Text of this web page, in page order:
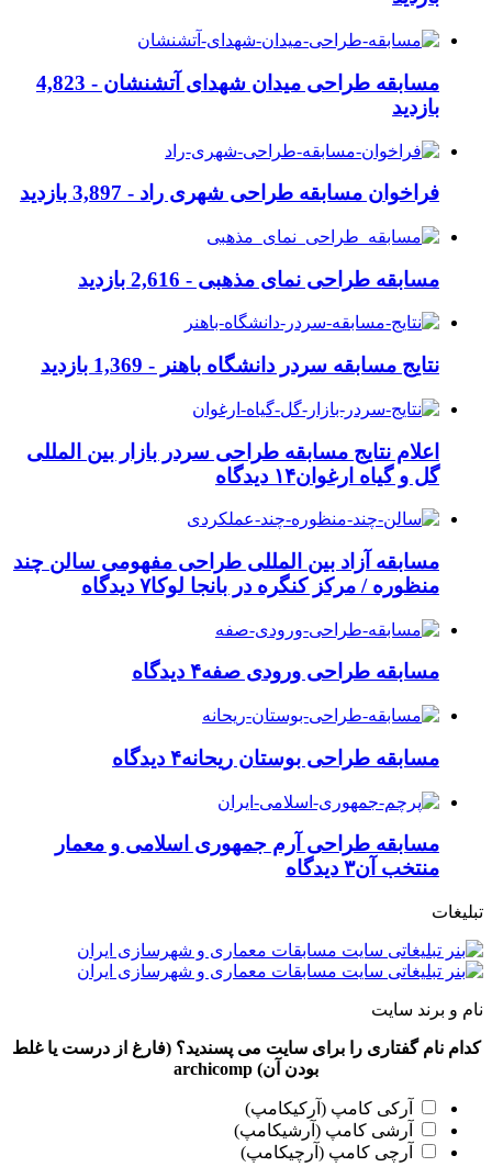
مسابقه طراحی میدان شهدای آتشنشان - 4,823
بازدید
فراخوان مسابقه طراحی شهری راد - 3,897 بازدید
مسابقه طراحی نمای مذهبی - 2,616 بازدید
نتایج مسابقه سردر دانشگاه باهنر - 1,369 بازدید
اعلام نتایج مسابقه طراحی سردر بازار بین المللی
گل و گیاه ارغوان۱۴ دیدگاه
مسابقه آزاد بین المللی طراحی مفهومی سالن چند
منظوره / مرکز کنگره در بانجا لوکا۷ دیدگاه
مسابقه طراحی ورودی صفه۴ دیدگاه
مسابقه طراحی بوستان ریحانه۴ دیدگاه
مسابقه طراحی آرم جمهوری اسلامی و معمار
منتخب آن۳ دیدگاه
تبلیغات
نام و برند سایت
کدام نام گفتاری را برای سایت می پسندید؟ (فارغ از درست یا غلط
بودن آن) archicomp
آرکی کامپ (آرکیکامپ)
آرشی کامپ (آرشیکامپ)
آرچی کامپ (آرچیکامپ)